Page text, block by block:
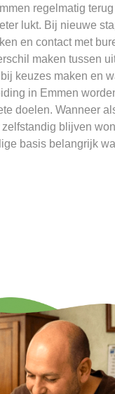
regelmatig
lukt. Bij nieuwe
en contact met
maken tussen
keuzes maken en
in Emmen
doelen. Wanneer
blijven
basis belangrijk